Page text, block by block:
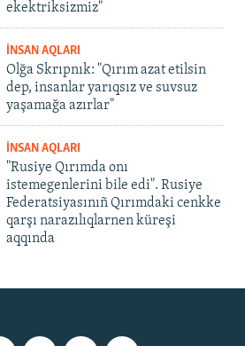
ekektriksizmiz"
İNSAN AQLARI
Olğa Skrıpnık: "Qırım azat etilsin
dep, insanlar yarıqsız ve suvsuz
yaşamağa azırlar"
İNSAN AQLARI
"Rusiye Qırımda onı
istemegenlerini bile edi". Rusiye
Federatsiyasınıñ Qırımdaki cenkke
qarşı narazılıqlarnen küreşi
aqqında